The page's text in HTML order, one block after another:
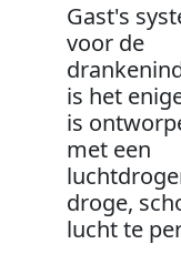
Gast's
voor de
is het
is
met een
droge,
lucht te